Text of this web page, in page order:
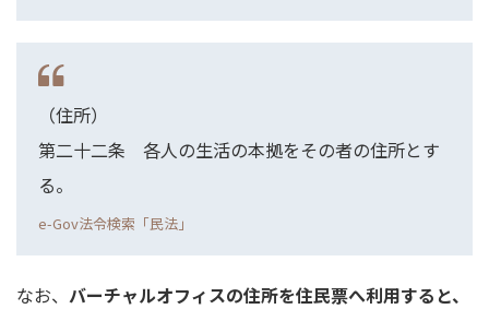
（住所）
第二十二条 各人の生活の本拠をその者の住所とす
る。
e-Gov法令検索「民法」
なお、 バーチャルオフィスの住所を住民票へ利用すると、